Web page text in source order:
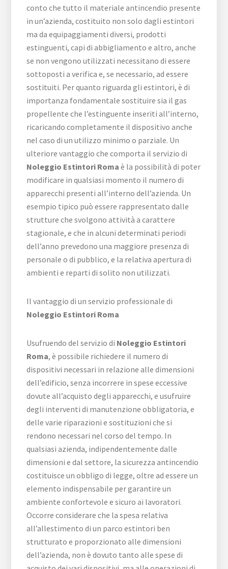
conto che tutto il materiale antincendio presente
in un’azienda, costituito non solo dagli estintori
ma da equipaggiamenti diversi, prodotti
estinguenti, capi di abbigliamento e altro, anche
se non vengono utilizzati necessitano di essere
sottoposti a verifica e, se necessario, ad essere
sostituiti. Per quanto riguarda gli estintori, è di
importanza fondamentale sostituire sia il gas
propellente che l’estinguente inseriti all’interno,
ricaricando completamente il dispositivo anche
nel caso di un utilizzo minimo o parziale. Un
ulteriore vantaggio che comporta il servizio di
Noleggio Estintori Roma è la possibilità di poter
modificare in qualsiasi momento il numero di
apparecchi presenti all’interno dell’azienda. Un
esempio tipico può essere rappresentato dalle
strutture che svolgono attività a carattere
stagionale, e che in alcuni determinati periodi
dell’anno prevedono una maggiore presenza di
personale o di pubblico, e la relativa apertura di
ambienti e reparti di solito non utilizzati.
Il vantaggio di un servizio professionale di
Noleggio Estintori Roma
Usufruendo del servizio di Noleggio Estintori
Roma, è possibile richiedere il numero di
dispositivi necessari in relazione alle dimensioni
dell’edificio, senza incorrere in spese eccessive
dovute all’acquisto degli apparecchi, e usufruire
degli interventi di manutenzione obbligatoria, e
delle varie riparazioni e sostituzioni che si
rendono necessari nel corso del tempo. In
qualsiasi azienda, indipendentemente dalle
dimensioni e dal settore, la sicurezza antincendio
costituisce un obbligo di legge, oltre ad essere un
elemento indispensabile per garantire un
ambiente confortevole e sicuro ai lavoratori.
Occorre considerare che la spesa relativa
all’allestimento di un parco estintori ben
strutturato e proporzionato alle dimensioni
dell’azienda, non è dovuto tanto alle spese di